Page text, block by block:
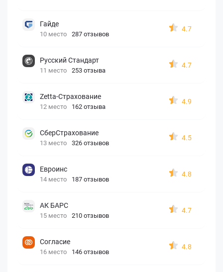
Гайде
10 место 287 отзывов
4.7
Русский Стандарт
11 место 253 отзыва
4.7
Zetta-Страхование
12 место 162 отзыва
4.9
СберСтрахование
13 место 326 отзывов
4.5
Евроинс
14 место 187 отзывов
4.8
АК БАРС
15 место 210 отзывов
4.7
Согласие
16 место 146 отзывов
4.8